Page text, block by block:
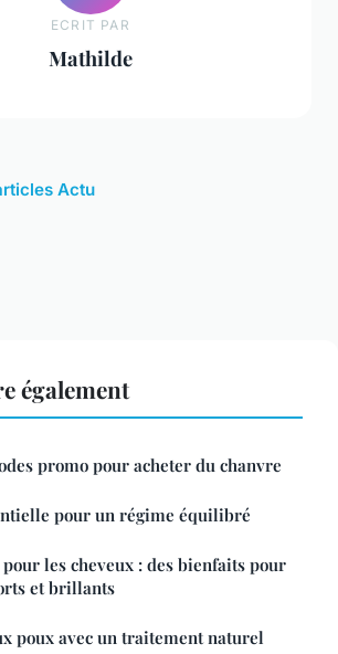
ECRIT PAR
Mathilde
Actu
également
promo pour acheter du chanvre
pour un régime équilibré
les cheveux : des bienfaits pour
et brillants
poux avec un traitement naturel